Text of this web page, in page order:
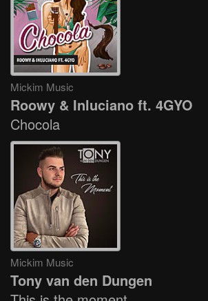
Mickim Music
Roowy & Inluciano ft. 4GYO
Chocola
Mickim Music
Tony van den Dungen